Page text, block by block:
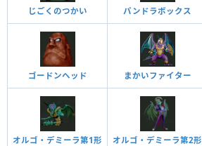
じごくのつかい パンドラボックス
ゴードンヘッド まかいファイター
オルゴ・デミーラ第1形
オルゴ・デミーラ第2形